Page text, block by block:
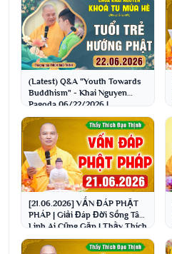
(Latest) Q&A "Youth Towards
Buddhism" - Khai Nguyen
Pagoda 06/22/2026 |
Venerable Thich Dao Thinh
[21.06.2026] VẤN ĐÁP PHẬT
PHÁP | Giải Đáp Đời Sống Tâm
Linh Ai Cũng Gặp | Thầy Thích
Đạo Thịnh